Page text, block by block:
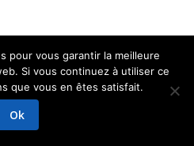
pour vous garantir la meilleure
Si vous continuez à utiliser ce
que vous en êtes satisfait.
Ok